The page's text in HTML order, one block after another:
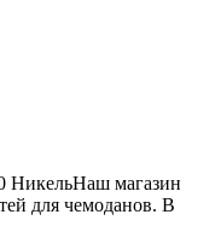
НикельНаш магазин
для чемоданов. В